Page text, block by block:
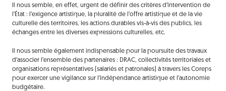
Il nous semble, en effet, urgent de définir des critères d’intervention de
l’État : l’exigence artistique, la pluralité de l’offre artistique et de la vie
culturelle des territoires, les actions durables vis-à-vis des publics, les
échanges entre les diverses expressions culturelles, etc.
Il nous semble également indispensable pour la poursuite des travaux
d’associer l’ensemble des partenaires : DRAC, collectivités territoriales et
organisations représentatives (salariés et patronales) à travers les Coreps
pour exercer une vigilance sur l’indépendance artistique et l’autonomie
budgétaire.